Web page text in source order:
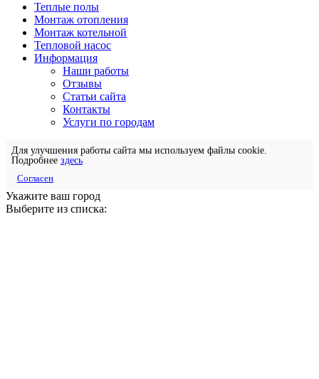
Теплые полы
Монтаж отопления
Монтаж котельной
Тепловой насос
Информация
Наши работы
Отзывы
Статьи сайта
Контакты
Услуги по городам
Для улучшения работы сайта мы используем файлы cookie.
Подробнее здесь
Согласен
Укажите ваш город
Выберите из списка: